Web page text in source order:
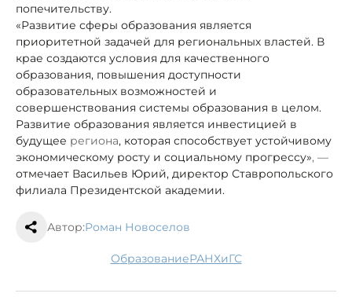
попечительству.
«Развитие сферы образования является
приоритетной задачей для региональных властей. В
крае создаются условия для качественного
образования, повышения доступности
образовательных возможностей и
совершенствования системы образования в целом.
Развитие образования является инвестицией в
будущее региона, которая способствует устойчивому
экономическому росту и социальному прогрессу», —
отмечает Васильев Юрий, директор Ставропольского
филиала Президентской академии.
Автор:Роман Новоселов
образование РАНХиГС